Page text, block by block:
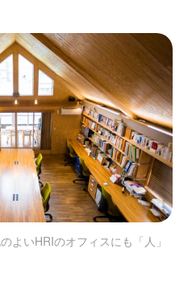
よいHRIのオフィスにも「人」